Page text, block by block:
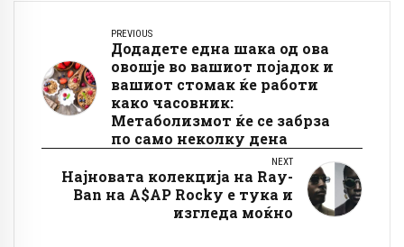
PREVIOUS
Додадете една шака од ова
овошје во вашиот појадок и
вашиот стомак ќе работи
како часовник:
Метаболизмот ќе се забрза
по само неколку дена
NEXT
Најновата колекција на Ray-
Ban на A$AP Rocky е тука и
изгледа моќно